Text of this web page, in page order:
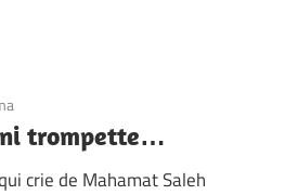
trompette…
crie de Mahamat Saleh